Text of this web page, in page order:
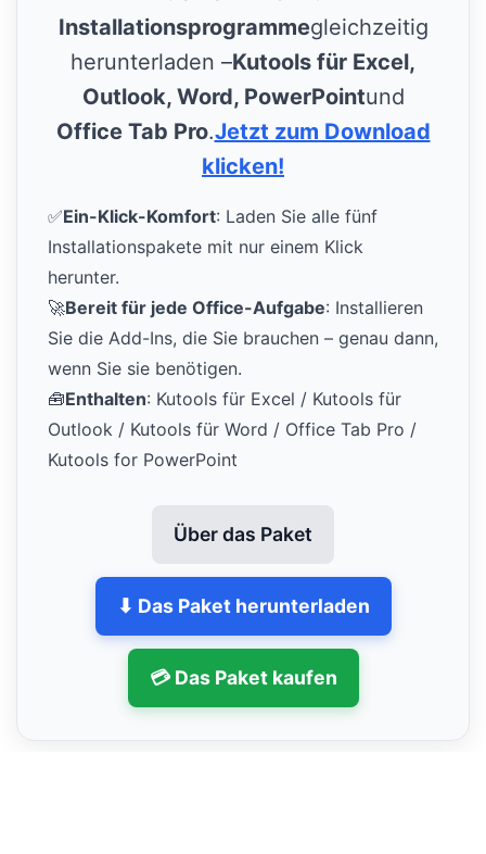
Installationsprogrammegleichzeitig
herunterladen –Kutools für Excel,
Outlook, Word, PowerPointund
Office Tab Pro.Jetzt zum Download
klicken!
✅Ein-Klick-Komfort: Laden Sie alle fünf
Installationspakete mit nur einem Klick
herunter.
🚀Bereit für jede Office-Aufgabe: Installieren
Sie die Add-Ins, die Sie brauchen – genau dann,
wenn Sie sie benötigen.
🧰Enthalten: Kutools für Excel / Kutools für
Outlook / Kutools für Word / Office Tab Pro /
Kutools for PowerPoint
Über das Paket
⬇ Das Paket herunterladen
💳 Das Paket kaufen